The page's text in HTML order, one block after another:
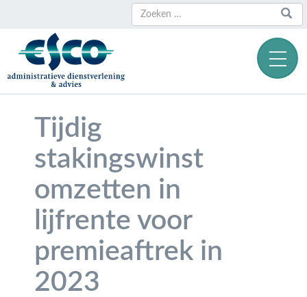
Zoeken
Zoeken
naar:
Tijdig
stakingswinst
omzetten in
lijfrente voor
premieaftrek in
2023